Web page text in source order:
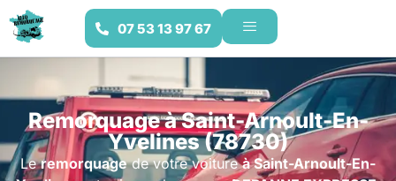
07 53 13 97 67
Remorquage à Saint-Arnoult-En-
Yvelines (78730)
Leremorquagede votre voitureà Saint-Arnoult-En-